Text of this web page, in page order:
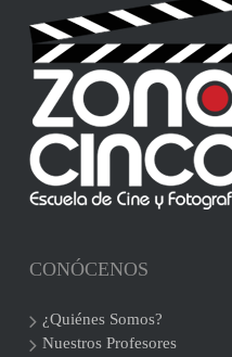
CONÓCENOS
¿Quiénes Somos?
Nuestros Profesores